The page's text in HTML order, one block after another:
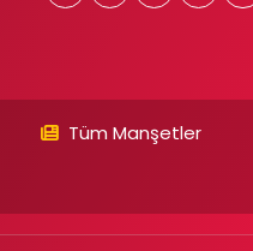
Tüm Manşetler